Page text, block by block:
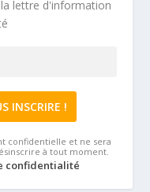
lettre d'information
confidentielle et ne sera
à tout moment.
confidentialité